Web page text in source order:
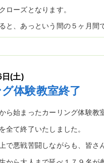
ローズとなります。
と、あっという間の５ヶ月間
(土)
体験教室終了
ら始まったカーリング体験教
全て終了いたしました。
で悪戦苦闘しながらも、皆さ